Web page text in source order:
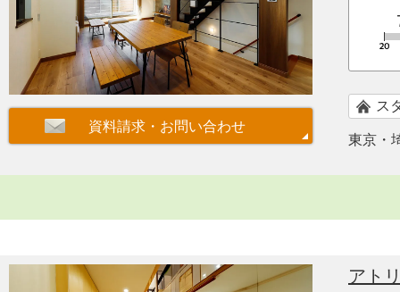
ス
東京・
アト